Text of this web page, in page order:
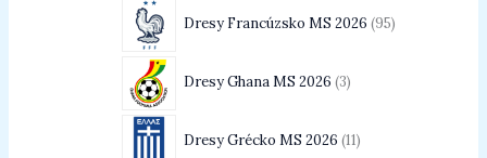
Dresy Francúzsko MS 2026 95
Dresy Ghana MS 2026 3
Dresy Grécko MS 2026 11